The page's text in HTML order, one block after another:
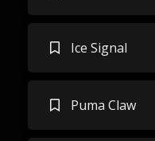
Ice Signal
Puma Claw